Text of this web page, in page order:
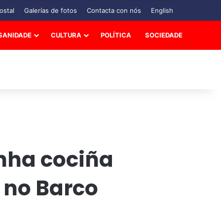
Galerías de fotos Contacta con nós English
CULTURA POLÍTICA SOCIEDADE
cociña
Barco